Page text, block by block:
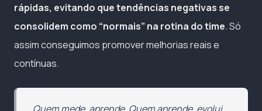
rápidas, evitando que tendências negativas se
consolidem como “normais” na rotina do time. Só
assim conseguimos promover melhorias reais e
contínuas.
Quem mede, aprende. Quem aprende, evolui.